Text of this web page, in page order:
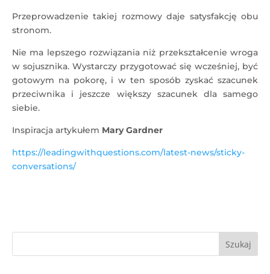
Przeprowadzenie takiej rozmowy daje satysfakcję obu
stronom.
Nie ma lepszego rozwiązania niż przekształcenie wroga
w sojusznika. Wystarczy przygotować się wcześniej, być
gotowym na pokorę, i w ten sposób zyskać szacunek
przeciwnika i jeszcze większy szacunek dla samego
siebie.
Inspiracja artykułem Mary Gardner
https://leadingwithquestions.com/latest-news/sticky-
conversations/
Szukaj